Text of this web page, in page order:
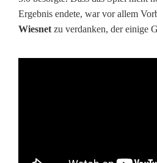
Ergebnis endete, war vor allem
Wiesnet zu verdanken, der einige